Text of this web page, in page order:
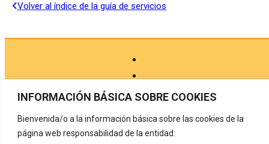
INFORMACIÓN BÁSICA SOBRE COOKIES
Bienvenida/o a la información básica sobre las cookies de la
página web responsabilidad de la entidad:
Volver al índice de la guía de servicios
Aviso legal